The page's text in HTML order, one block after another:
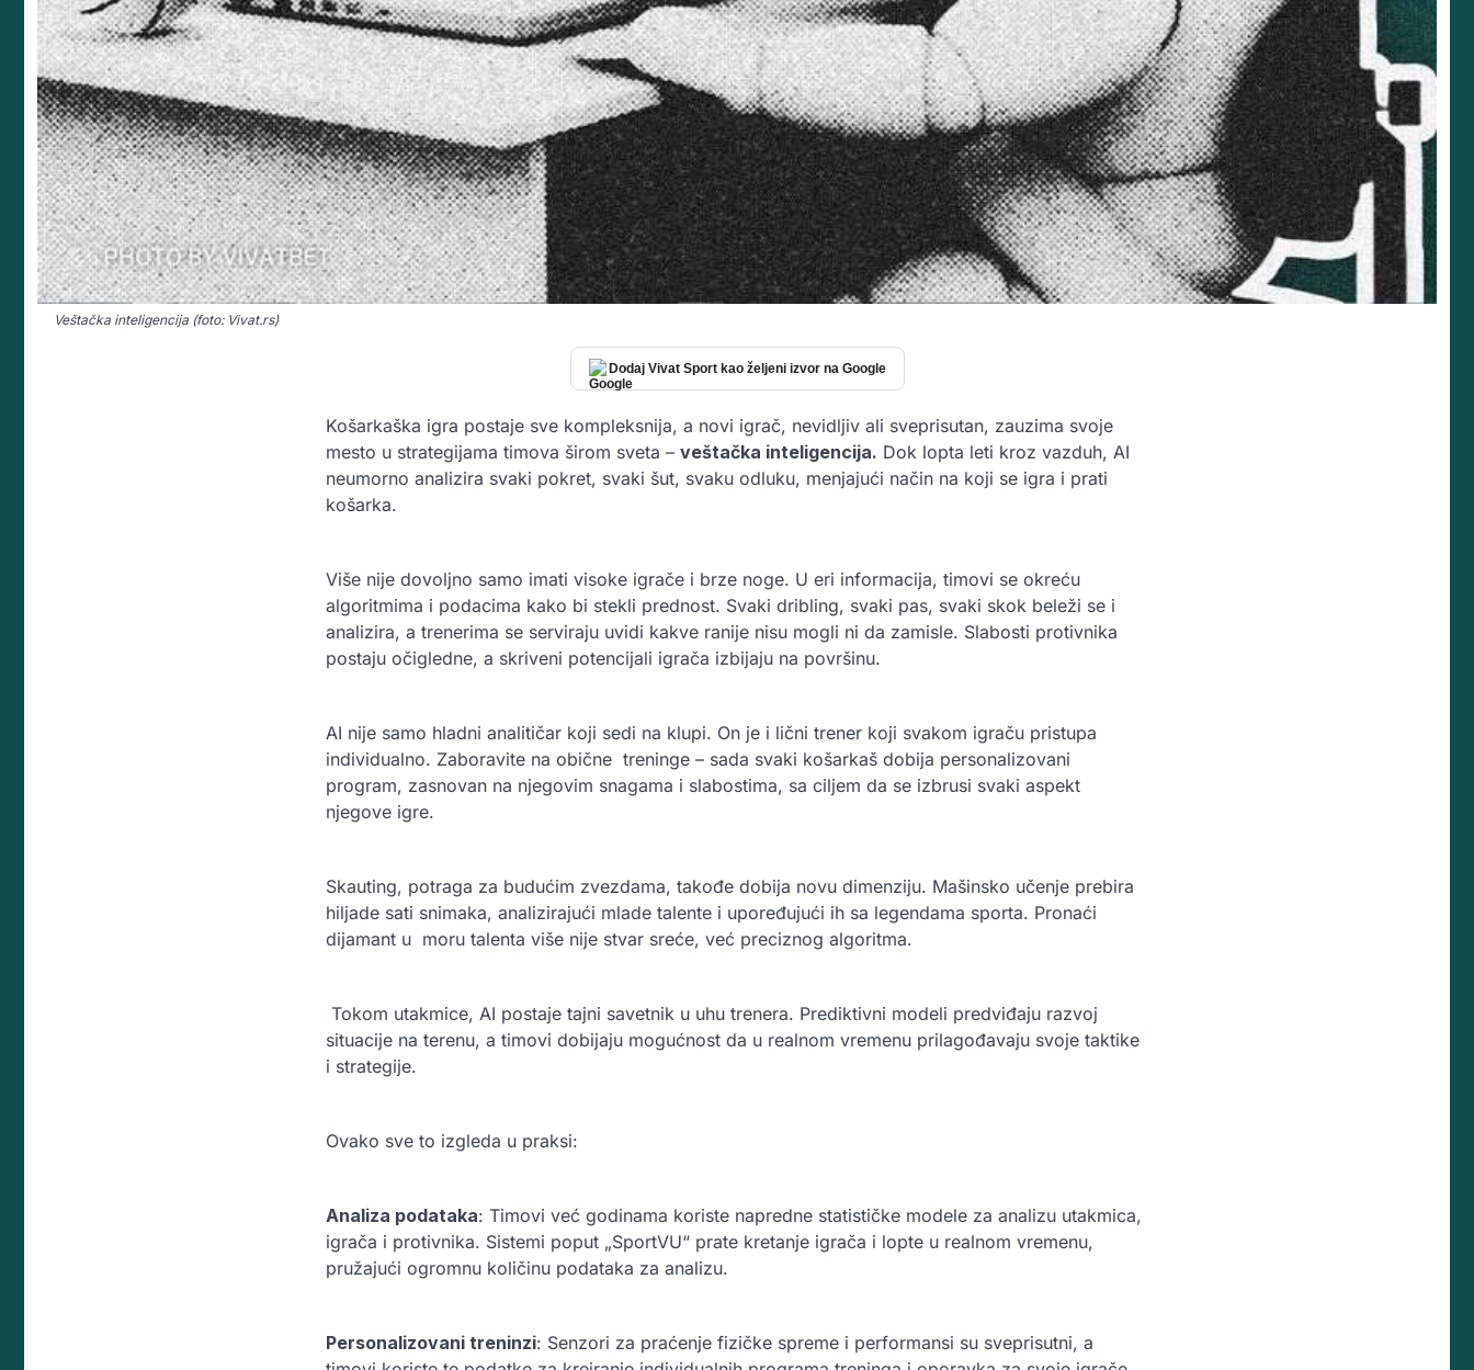
Veštačka inteligencija (foto: Vivat.rs)
Dodaj Vivat Sport kao željeni izvor na Google
Košarkaška igra postaje sve kompleksnija, a novi igrač, nevidljiv ali sveprisutan, zauzima svoje
mesto u strategijama timova širom sveta – veštačka inteligencija. Dok lopta leti kroz vazduh, AI
neumorno analizira svaki pokret, svaki šut, svaku odluku, menjajući način na koji se igra i prati
košarka.
Više nije dovoljno samo imati visoke igrače i brze noge. U eri informacija, timovi se okreću
algoritmima i podacima kako bi stekli prednost. Svaki dribling, svaki pas, svaki skok beleži se i
analizira, a trenerima se serviraju uvidi kakve ranije nisu mogli ni da zamisle. Slabosti protivnika
postaju očigledne, a skriveni potencijali igrača izbijaju na površinu.
AI nije samo hladni analitičar koji sedi na klupi. On je i lični trener koji svakom igraču pristupa
individualno. Zaboravite na obične treninge – sada svaki košarkaš dobija personalizovani
program, zasnovan na njegovim snagama i slabostima, sa ciljem da se izbrusi svaki aspekt
njegove igre.
Skauting, potraga za budućim zvezdama, takođe dobija novu dimenziju. Mašinsko učenje prebira
hiljade sati snimaka, analizirajući mlade talente i upoređujući ih sa legendama sporta. Pronaći
dijamant u moru talenta više nije stvar sreće, već preciznog algoritma.
Tokom utakmice, AI postaje tajni savetnik u uhu trenera. Prediktivni modeli predviđaju razvoj
situacije na terenu, a timovi dobijaju mogućnost da u realnom vremenu prilagođavaju svoje taktike
i strategije.
Ovako sve to izgleda u praksi:
Analiza podataka: Timovi već godinama koriste napredne statističke modele za analizu utakmica,
igrača i protivnika. Sistemi poput „SportVU“ prate kretanje igrača i lopte u realnom vremenu,
pružajući ogromnu količinu podataka za analizu.
Personalizovani treninzi: Senzori za praćenje fizičke spreme i performansi su sveprisutni, a